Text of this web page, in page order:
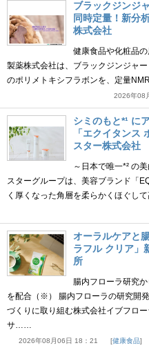
ブラックジンジ
同時定量！新分
株式会社
健康食品や化粧品
製薬株式会社は、ブラックジンジャ
のポリメトキシフラボンを、定量
2026年08
シミのもと*¹ に
「エクイタンス
スター株式会社
～日本で唯一*² の
スターグループは、美容ブランド「
く厚くなった角層を柔らかくほぐし
オーラルケアと
ラフル クリア」
所
腸内フローラ研究
を配合（※） 腸内フローラの研究開
づくりに取り組む株式会社イブフロ
サ……
2026年08月06日 18：21 健康食品